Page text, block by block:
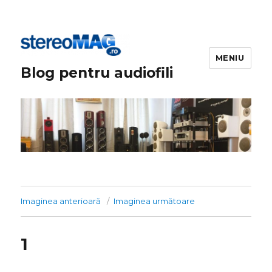
Blog pentru audiofili
MENIU
Imaginea anterioară Imaginea următoare
1